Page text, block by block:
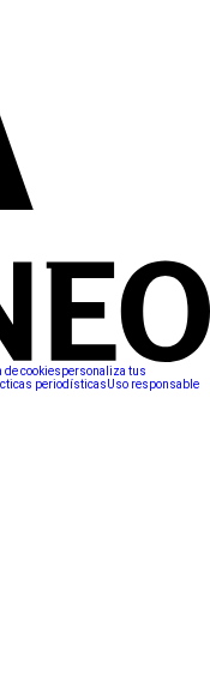
de cookiespersonaliza tus
periodísticasUso responsable